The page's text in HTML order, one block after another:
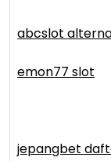
abcslot
emon77 slot
jepangbet